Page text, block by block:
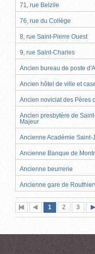
71, rue Belzile
76, rue du Collège
8, rue Saint-Pierre Ouest
9, rue Saint-Charles
Ancien bureau de poste
Ancien hôtel de ville et
Ancien noviciat des Pères
Ancien presbytère de
Majeur
Ancienne Académie Saint-
Ancienne Banque de
Ancienne beurrerie
Ancienne gare de
Première
page
Page
précédente
Page
1 (page
actuelle)
Page
2 Page
3